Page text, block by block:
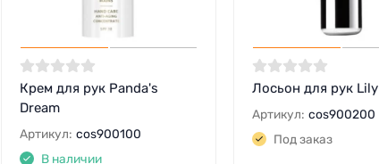
Крем для рук Panda's
Dream
Артикул: cos900100
В наличии
Лосьон для рук Lily
Артикул: cos900200
Под заказ